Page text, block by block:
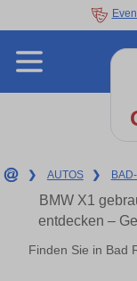
❯ AUTOS ❯
BMW X1
entdecken –
Finden Sie in Bad